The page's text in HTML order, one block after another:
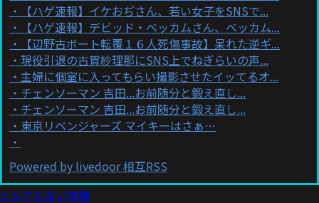
【ハゲ速報】イケおぢさん、若い女子をSNSで...
【ハゲ速報】デビッド・ベッカムさん、ベッカム...
【辺野古ボート転覆１６人死傷事故】呆れた逆ギ...
現役引退の古賀紗理那にSNS上でねぎらいの声...
主婦に個室に入ってもらい撮影させたイッてるオ...
チェンソーマン 吉田...お前随分と鍛え直し...
チェンソーマン 吉田...お前随分と鍛え直し...
東京リベンジャーズ マイキーはさぁ…
Powered by livedoor 相互RSS
とんでもない体験